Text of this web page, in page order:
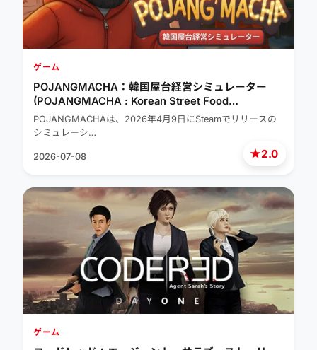
★2.0
ゲーム
POJANGMACHA：韓国屋台経営シミュレーター
(POJANGMACHA : Korean Street Food
Management Simulator)
POJANGMACHAは、2026年4月9日にSteamでリリースの
シミュレーシ…
2026-07-08
ゲーム